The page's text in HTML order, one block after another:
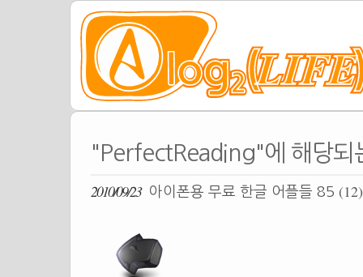
"PerfectReading"에 해당되
2010/09/23 아이폰용 무료 한글 어플들 85 (12)